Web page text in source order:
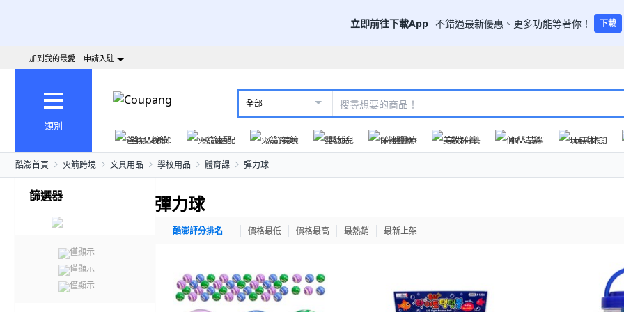
立即前往下載App 不錯過最新優惠、更多功能等著你！ 下載
加到我的最愛 申請入駐
類別
全部
爸氣父親節 火箭速配 火箭跨境 嬰幼兒 保健醫療 美妝保養 個人清潔 玩具休閒
酷澎首頁 火箭跨境 文具用品 學校用品 體育課 彈力球
篩選器
僅顯示
僅顯示
僅顯示
彈力球
酷澎評分排名 價格最低 價格最高 最熱銷 最新上架